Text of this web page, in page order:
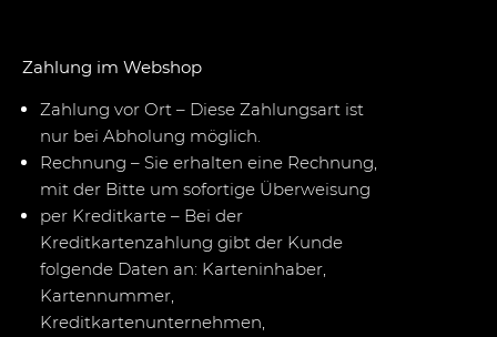
Zahlung im Webshop
Zahlung vor Ort – Diese Zahlungsart ist
nur bei Abholung möglich.
Rechnung – Sie erhalten eine Rechnung,
mit der Bitte um sofortige Überweisung
per Kreditkarte – Bei der
Kreditkartenzahlung gibt der Kunde
folgende Daten an: Karteninhaber,
Kartennummer,
Kreditkartenunternehmen,